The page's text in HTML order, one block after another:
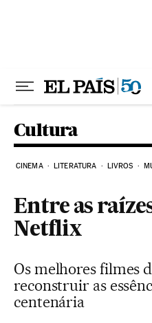
Cultura
CINEMA LITERATURA LIVROS
Entre as
Netflix
Os melhores filmes
reconstruir as
centenária